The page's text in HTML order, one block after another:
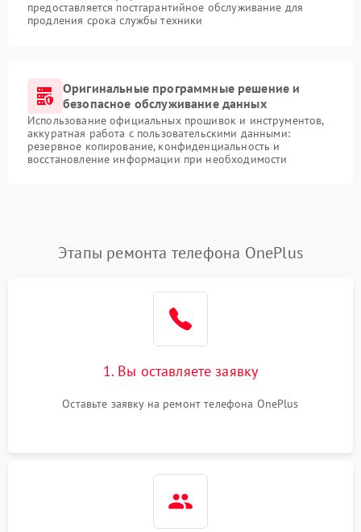
предоставляется постгарантийное обслуживание для
продления срока службы техники
Оригинальные программные решение и
безопасное обслуживание данных
Использование официальных прошивок и инструментов,
аккуратная работа с пользовательскими данными:
резервное копирование, конфиденциальность и
восстановление информации при необходимости
Этапы ремонта телефона OnePlus
1. Вы оставляете заявку
Оставьте заявку на ремонт телефона OnePlus